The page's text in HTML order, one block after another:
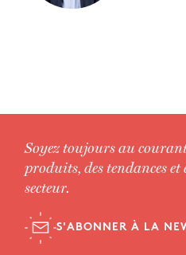
Soyez toujours au
produits, des tendances
secteur.
S'ABONNER À LA